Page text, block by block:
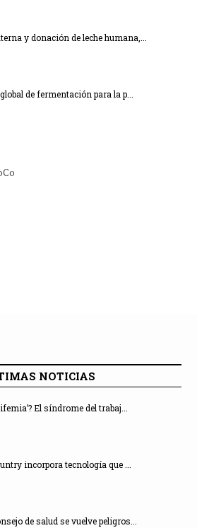
y donación de leche humana,...
de fermentación para la p...
NOTICIAS
El síndrome del trabaj...
incorpora tecnología que ...
de salud se vuelve peligros...